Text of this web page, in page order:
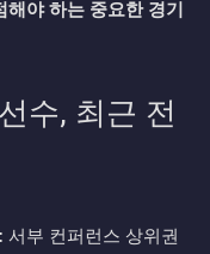
해야 하는 중요한 경기
수, 최근 전
서부 컨퍼런스 상위권